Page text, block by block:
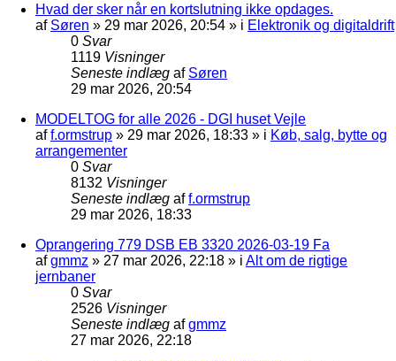
Hvad der sker når en kortslutning ikke opdages.
af Søren » 29 mar 2026, 20:54 » i Elektronik og digitaldrift
0 Svar
1119 Visninger
Seneste indlæg af Søren
29 mar 2026, 20:54
MODELTOG for alle 2026 - DGI huset Vejle
aff.ormstrup » 29 mar 2026, 18:33 » i Køb, salg, bytte og
arrangementer
0 Svar
8132 Visninger
Seneste indlæg aff.ormstrup
29 mar 2026, 18:33
Oprangering 779 DSB EB 3320 2026-03-19 Fa
afgmmz » 27 mar 2026, 22:18 » i Alt om de rigtige
jernbaner
0 Svar
2526 Visninger
Seneste indlæg afgmmz
27 mar 2026, 22:18